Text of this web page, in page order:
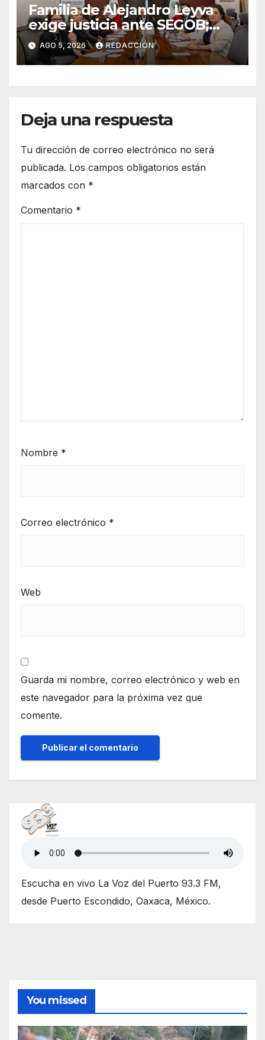
Familia de Alejandro Leyva
exige justicia ante SEGOB;
piden detener a autores
materiales e intelectuales del
asesinato
AGO 5, 2026 REDACCIÓN
Deja una respuesta
Tu dirección de correo electrónico no será
publicada. Los campos obligatorios están
marcados con *
Comentario *
Nombre *
Correo electrónico *
Web
Guarda mi nombre, correo electrónico y web en
este navegador para la próxima vez que
comente.
Escucha en vivo La Voz del Puerto 93.3 FM,
desde Puerto Escondido, Oaxaca, México.
You missed